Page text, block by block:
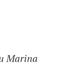
Marina